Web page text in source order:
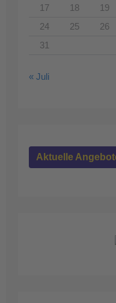
17
18 19
24
25 26
31
« Juli
Aktuelle